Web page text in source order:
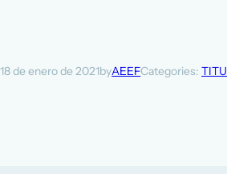
18 de enero de 2021byAEEFCategories: